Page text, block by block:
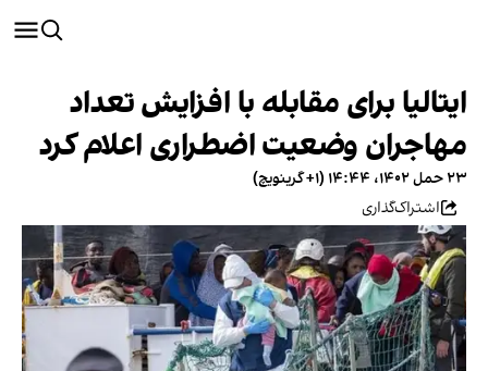
ایتالیا برای مقابله با افزایش تعداد
مهاجران وضعیت اضطراری اعلام کرد
۲۳ حمل ۱۴۰۲، ۱۴:۴۴ (‎+۱ گرینویچ)
اشتراک‌گذاری